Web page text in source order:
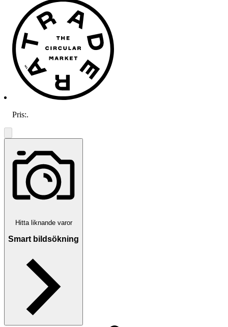
Pris:.
Hitta liknande varor
Smart bildsökning